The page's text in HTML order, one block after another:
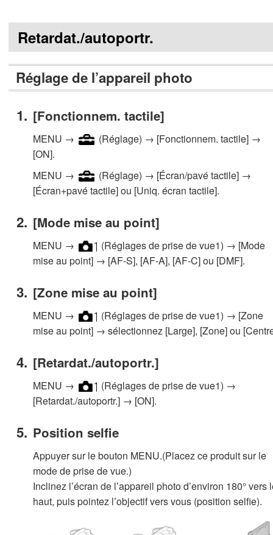
Retardat./autoportr.
Réglage de l’appareil photo
[Fonctionnem. tactile]
MENU →
(Réglage) → [Fonctionnem. tactile] →
[ON].
MENU →
(Réglage) → [Écran/pavé tactile] →
[Écran+pavé tactile] ou [Uniq. écran tactile].
[Mode mise au point]
MENU →
(Réglages de prise de vue1) → [Mode
mise au point] → [AF-S], [AF-A], [AF-C] ou [DMF].
[Zone mise au point]
MENU →
(Réglages de prise de vue1) → [Zone
mise au point] → sélectionnez [Large], [Zone] ou
[Retardat./autoportr.]
MENU →
(Réglages de prise de vue1) →
[Retardat./autoportr.] → [ON].
Position selfie
Appuyer sur le bouton MENU.(Placez ce produit sur le
mode de prise de vue.)
Inclinez l’écran de l’appareil photo d’environ 180° vers
haut, puis pointez l’objectif vers vous (position selfie).